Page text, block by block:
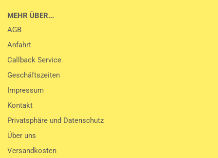
MEHR ÜBER...
AGB
Anfahrt
Callback Service
Geschäftszeiten
Impressum
Kontakt
Privatsphäre und Datenschutz
Über uns
Versandkosten